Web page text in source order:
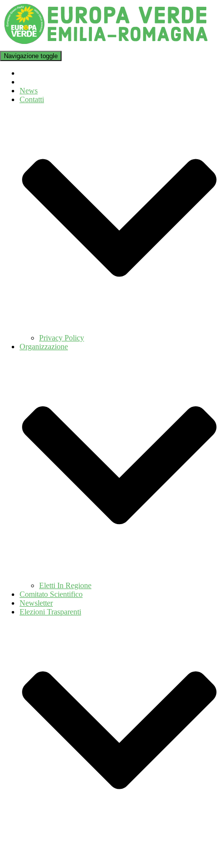
Navigazione toggle
News
Contatti
Privacy Policy
Organizzazione
Eletti In Regione
Comitato Scientifico
Newsletter
Elezioni Trasparenti